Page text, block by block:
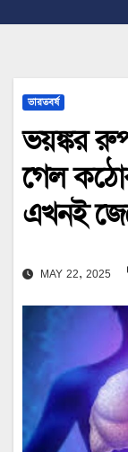
ভারতবর্ষ
ভয়ঙ্কর
গেল
এখনই
MAY 22, 2025